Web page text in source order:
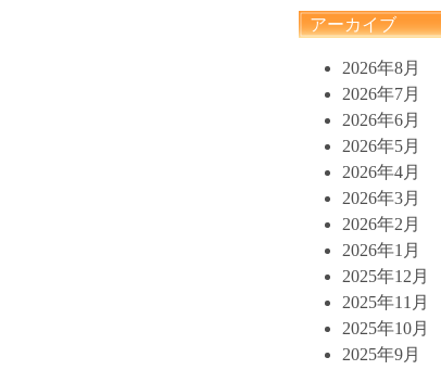
アーカイブ
2026年8月
2026年7月
2026年6月
2026年5月
2026年4月
2026年3月
2026年2月
2026年1月
2025年12月
2025年11月
2025年10月
2025年9月